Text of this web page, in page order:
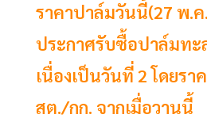
ราคาปาล์มวันนี้(27 พ.ค
ประกาศรับซื้อปาล์มทะ
เนื่องเป็นวันที่ 2 โดยร
สต./กก. จากเมื่อวานนี้